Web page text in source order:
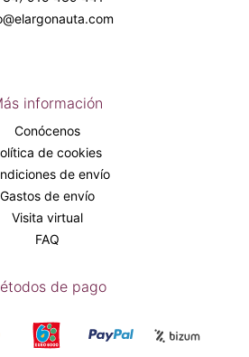
información
Conócenos
de cookies
de envío
Gastos de envío
Visita virtual
FAQ
de pago